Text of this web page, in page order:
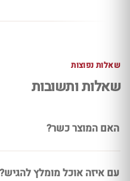
שאלות נפוצות
שאלות ותשובות
האם המוצר כשר?
עם איזה אוכל מומלץ להגיש?